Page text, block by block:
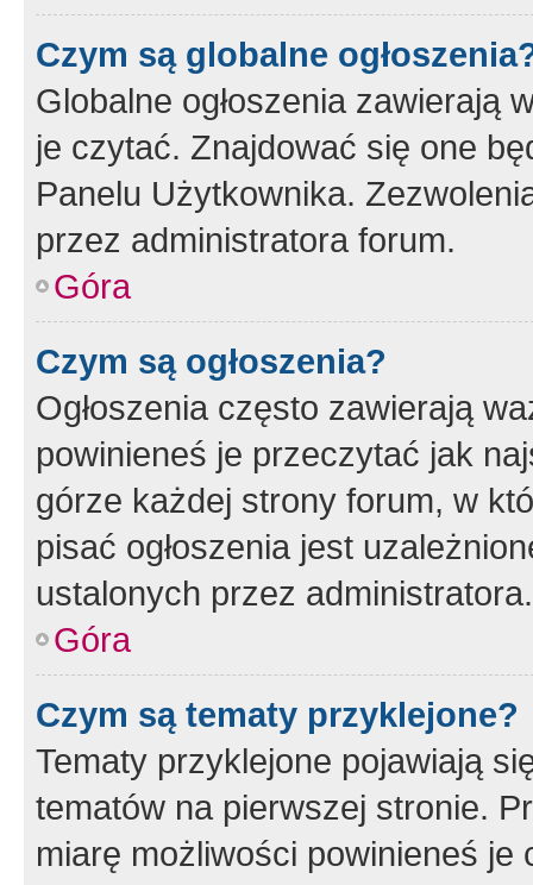
Czym są globalne
Globalne ogłoszenia zawierają
je czytać. Znajdować się one
Panelu Użytkownika.
przez administratora forum.
Góra
Czym są ogłoszenia?
Ogłoszenia często zawierają
powinieneś je przeczytać jak
górze każdej strony forum, w
pisać ogłoszenia jest
ustalonych przez administratora.
Góra
Czym są tematy przyklejone?
Tematy przyklejone pojawiają
tematów na pierwszej stronie.
miarę możliwości powinieneś je